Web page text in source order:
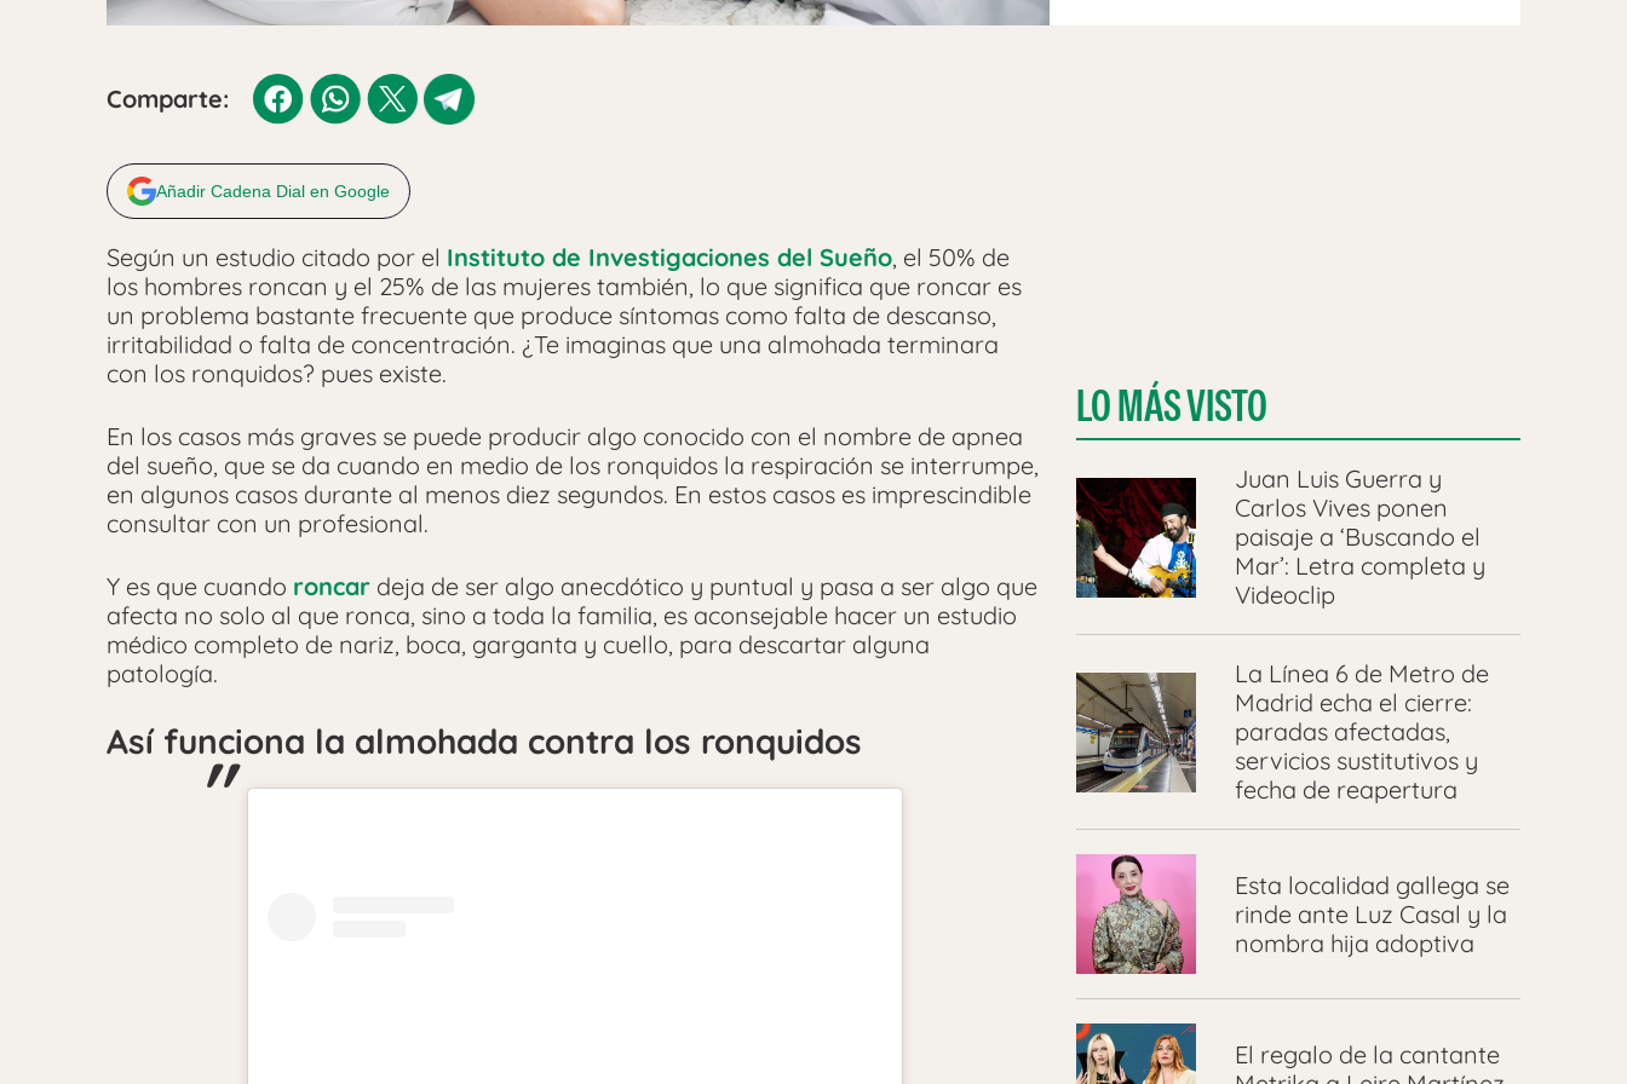
Comparte:
Añadir Cadena Dial en Google
Según un estudio citado por el Instituto de Investigaciones del Sueño, el 50% de
los hombres roncan y el 25% de las mujeres también, lo que significa que roncar es
un problema bastante frecuente que produce síntomas como falta de descanso,
irritabilidad o falta de concentración. ¿Te imaginas que una almohada terminara
con los ronquidos? pues existe.
En los casos más graves se puede producir algo conocido con el nombre de apnea
del sueño, que se da cuando en medio de los ronquidos la respiración se interrumpe,
en algunos casos durante al menos diez segundos. En estos casos es imprescindible
consultar con un profesional.
Y es que cuando roncar deja de ser algo anecdótico y puntual y pasa a ser algo que
afecta no solo al que ronca, sino a toda la familia, es aconsejable hacer un estudio
médico completo de nariz, boca, garganta y cuello, para descartar alguna
patología.
Así funciona la almohada contra los ronquidos
LO MÁS VISTO
Juan Luis Guerra y
Carlos Vives ponen
paisaje a ‘Buscando el
Mar’: Letra completa y
Videoclip
La Línea 6 de Metro de
Madrid echa el cierre:
paradas afectadas,
servicios sustitutivos y
fecha de reapertura
Esta localidad gallega se
rinde ante Luz Casal y la
nombra hija adoptiva
El regalo de la cantante